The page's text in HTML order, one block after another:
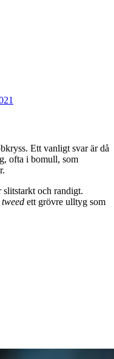
Ett vanligt svar är då
ofta i bomull, som
slitstarkt och randigt.
tweed ett grövre ulltyg som